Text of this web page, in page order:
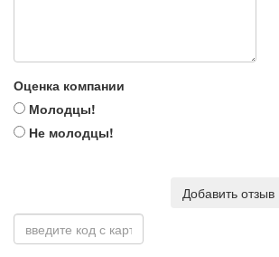
Оценка компании
Молодцы!
Не молодцы!
Добавить отзыв